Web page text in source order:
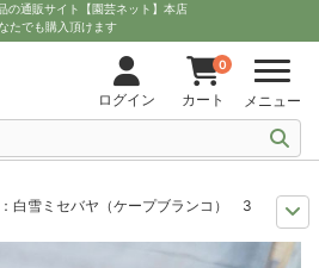
の通販サイト【園芸ネット】本店
たでも購入頂けます
ログイン
0
カート メニュー
白雪ミセバヤ（ケープブランコ） 3号ポット
セダム：白雪ミセバヤ（ケープブランコ